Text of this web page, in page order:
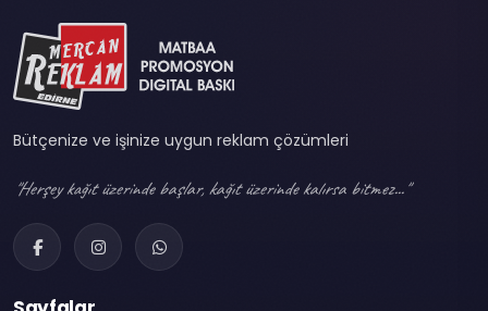
Bütçenize ve işinize uygun reklam çözümleri
"Herşey kağıt üzerinde başlar, kağıt üzerinde kalırsa bitmez..."